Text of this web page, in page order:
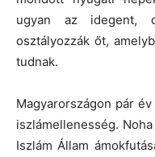
ugyan az idegent,
osztályozzák őt,
tudnak.
Magyarországon pár
iszlámellenesség.
Iszlám Állam